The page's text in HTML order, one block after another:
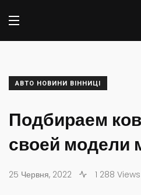
АВТО НОВИНИ ВІННИЦІ
Подбираем
своей
25 Червня, 2022 1 288 Views